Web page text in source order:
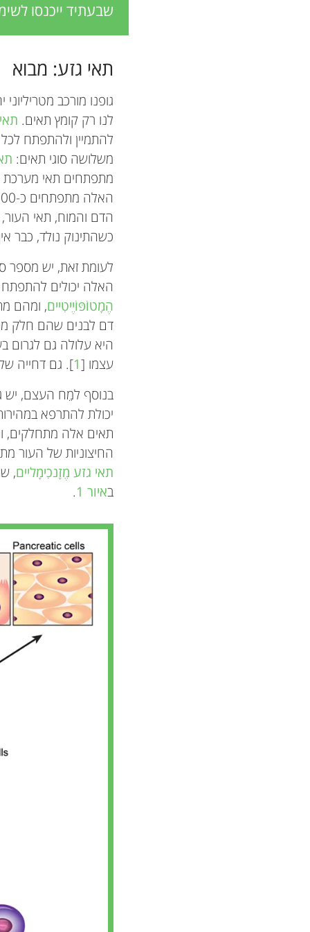
שבעתיד ייכנסו
תאי גזע: מבוא
גופנו מורכב
לנו רק קומץ תאים.
להתמיין ולהתפתח
משלושה סוגי תאים:
מתפתחים תאי מערכת
הדם והמוח, תאי
כשהתינוק נולד, כבר
לעומת זאת, יש מספר
האלה יכולים להתפתח תאים מסוימים
הֶמָטוֹפּוֹיֶיטִיים, ומהם
דם לבנים שהם חלק
היא עלולה גם לגרום
עצמו [1]. גם דחייה
בנוסף למֵח העצם, יש
יכולת להתרפא
תאים אלה מתחלקים,
החיצוניות של העור
תאי גזע מֶזָנכִימָליים,
באיור 1 .